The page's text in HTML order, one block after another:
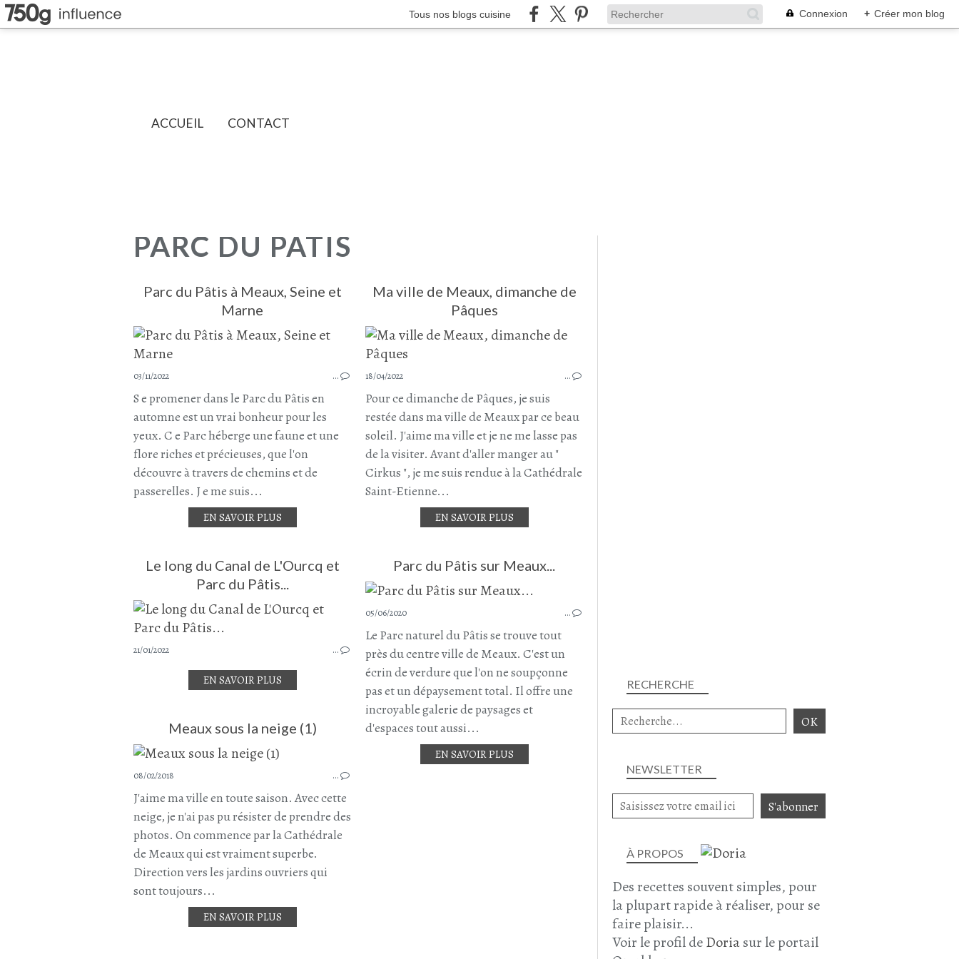
Tous nos blogs cuisine Connexion + Créer mon blog
ACCUEIL CONTACT
PARC DU PATIS
Parc du Pâtis à Meaux, Seine et
Marne
PARC DU PÂTIS
SEINE ET MARNE
SEINE ET MARNE NORD
03/11/2022 …
S e promener dans le Parc du Pâtis en
automne est un vrai bonheur pour les
yeux. C e Parc héberge une faune et une
flore riches et précieuses, que l'on
découvre à travers de chemins et de
passerelles. J e me suis...
EN SAVOIR PLUS
Ma ville de Meaux, dimanche de
Pâques
18/04/2022 …
Pour ce dimanche de Pâques, je suis
restée dans ma ville de Meaux par ce beau
soleil. J'aime ma ville et je ne me lasse pas
de la visiter. Avant d'aller manger au "
Cirkus ", je me suis rendue à la Cathédrale
Saint-Etienne...
EN SAVOIR PLUS
Le long du Canal de L'Ourcq et
Parc du Pâtis...
CANAL DE L'OURCQ
SEINE ET MARNE
MEAUX ET SES ENVIRONS
21/01/2022 …
EN SAVOIR PLUS
Parc du Pâtis sur Meaux...
05/06/2020 …
Le Parc naturel du Pâtis se trouve tout
près du centre ville de Meaux. C'est un
écrin de verdure que l'on ne soupçonne
pas et un dépaysement total. Il offre une
incroyable galerie de paysages et
d'espaces tout aussi...
EN SAVOIR PLUS
Meaux sous la neige (1)
MEAUX ET SES ENVIRONS
08/02/2018 …
J'aime ma ville en toute saison. Avec cette
neige, je n'ai pas pu résister de prendre des
photos. On commence par la Cathédrale
de Meaux qui est vraiment superbe.
Direction vers les jardins ouvriers qui
sont toujours...
EN SAVOIR PLUS
NEWSLETTER
RECHERCHE
À PROPOS
Des recettes souvent simples, pour
la plupart rapide à réaliser, pour se
faire plaisir...
Voir le profil deDoriasur le portail